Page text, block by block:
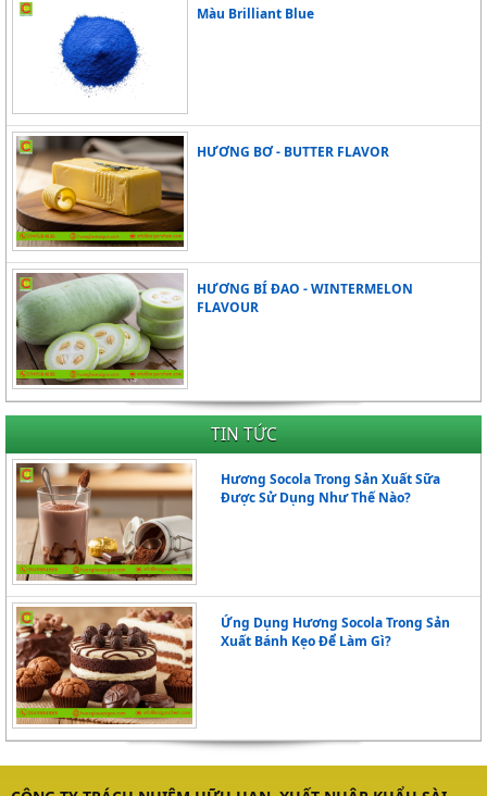
Màu Brilliant Blue
HƯƠNG BƠ - BUTTER FLAVOR
HƯƠNG BÍ ĐAO - WINTERMELON
FLAVOUR
TIN TỨC
Hương Socola Trong Sản Xuất Sữa
Được Sử Dụng Như Thế Nào?
Ứng Dụng Hương Socola Trong Sản
Xuất Bánh Kẹo Để Làm Gì?